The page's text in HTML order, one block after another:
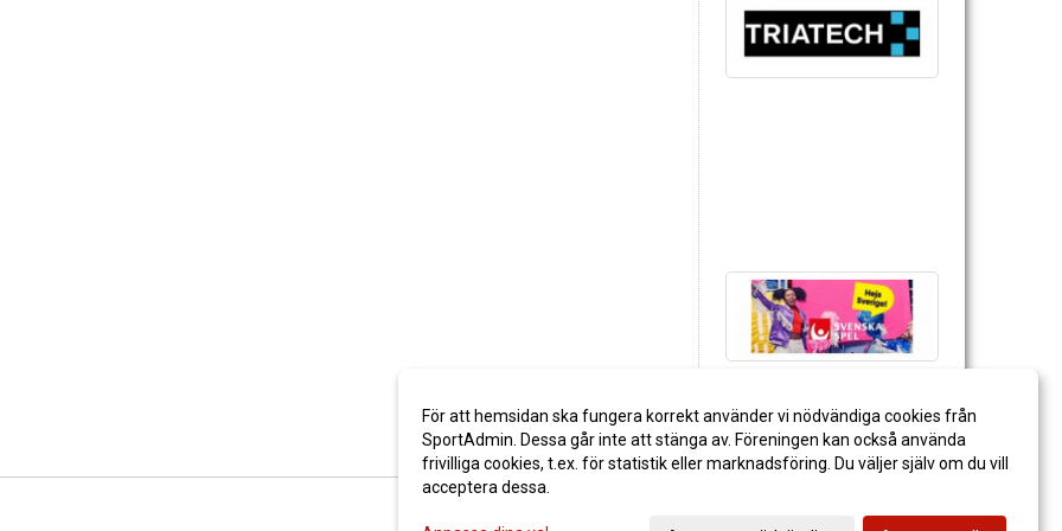
För att hemsidan ska fungera korrekt använder vi nödvändiga cookies från
SportAdmin. Dessa går inte att stänga av. Föreningen kan också använda
frivilliga cookies, t.ex. för statistik eller marknadsföring. Du väljer själv om du vill
acceptera dessa.